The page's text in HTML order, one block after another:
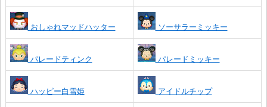
おしゃれマッドハッター ソーサラーミッキー
パレードティンク パレードミッキー
ハッピー白雪姫 アイドルチップ